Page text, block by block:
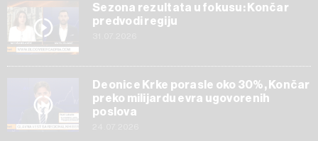
Sezona rezultata u fokusu: Končar
predvodi regiju
Deonice Krke porasle oko 30%, Končar
preko milijardu evra ugovorenih
poslova